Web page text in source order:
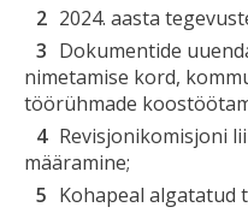
2024. aasta
Dokumentide
nimetamise kord,
töörühmade
Revisjonikomisjoni
määramine;
Kohapeal algatatud